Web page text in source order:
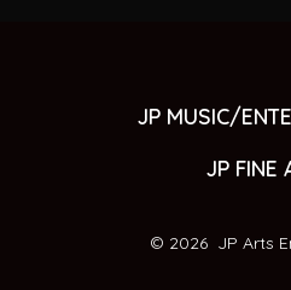
JP MUSIC/
JP FINE
© 2026 JP Arts